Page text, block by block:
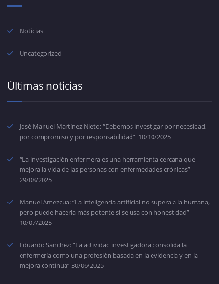
Noticias
Uncategorized
Últimas noticias
José Manuel Martínez Nieto: “Debemos investigar por necesidad,
por compromiso y por responsabilidad” 10/10/2025
“La investigación enfermera es una herramienta cercana que
mejora la vida de las personas con enfermedades crónicas”
29/08/2025
Manuel Amezcua: “La inteligencia artificial no supera a la humana,
pero puede hacerla más potente si se usa con honestidad”
10/07/2025
Eduardo Sánchez: “La actividad investigadora consolida la
enfermería como una profesión basada en la evidencia y en la
mejora continua”30/06/2025